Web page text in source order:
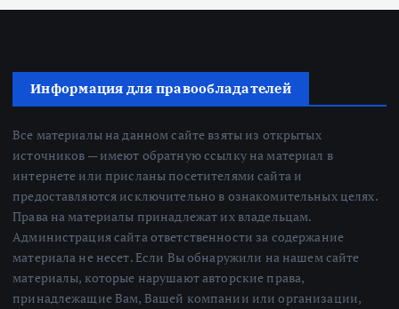
Информация для правообладателей
Все материалы на данном сайте взяты из открытых
источников — имеют обратную ссылку на материал в
интернете или присланы посетителями сайта и
предоставляются исключительно в ознакомительных целях.
Права на материалы принадлежат их владельцам.
Администрация сайта ответственности за содержание
материала не несет. Если Вы обнаружили на нашем сайте
материалы, которые нарушают авторские права,
принадлежащие Вам, Вашей компании или организации,